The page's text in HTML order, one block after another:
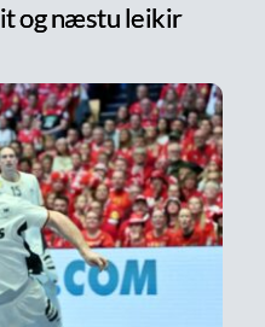
og næstu leikir